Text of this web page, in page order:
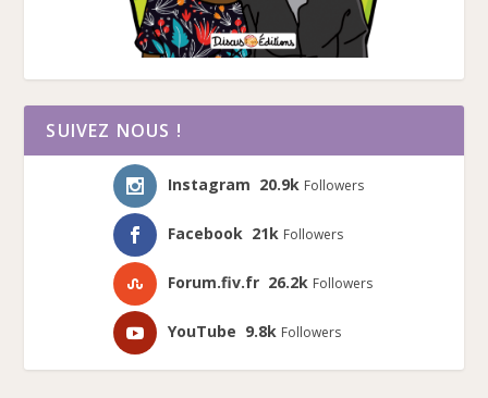
SUIVEZ NOUS !
Instagram 20.9k Followers
Facebook 21k Followers
Forum.fiv.fr 26.2k Followers
YouTube 9.8k Followers